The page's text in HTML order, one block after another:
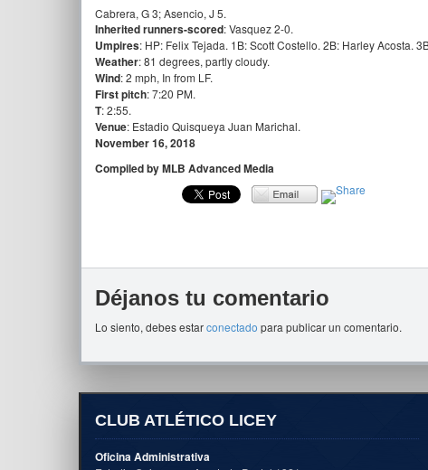
Cabrera, G 3; Asencio, J 5.
Inherited runners-scored: Vasquez 2-0.
Umpires: HP: Felix Tejada. 1B: Scott Costello. 2B: Harley Acosta.
Weather: 81 degrees, partly cloudy.
Wind: 2 mph, In from LF.
First pitch: 7:20 PM.
T: 2:55.
Venue: Estadio Quisqueya Juan Marichal.
November 16, 2018
Compiled by MLB Advanced Media
Déjanos tu comentario
Lo siento, debes estarconectado para publicar un comentario.
CLUB ATLÉTICO LICEY
Oficina Administrativa